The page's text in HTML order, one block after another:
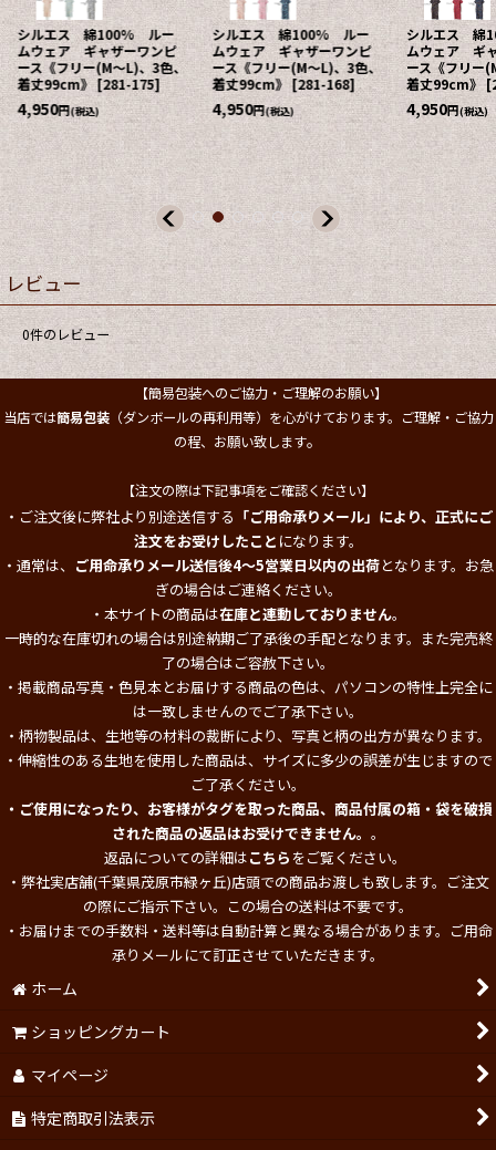
シルエス 綿100% ルー
ムウェア ギャザーワンピ
ース《フリー(M〜L)、3色、
着丈99cm》[281-175]
4,950円(税込)
シルエス 綿100% ルー
ムウェア ギャザーワンピ
ース《フリー(M〜L)、3色、
着丈99cm》 [281-168]
4,950円(税込)
シルエス 綿
ムウェア ギ
ース《フリー
着丈99cm》[
4,950円(税込)
レビュー
0件のレビュー
【簡易包装へのご協力・ご理解のお願い】
当店では簡易包装（ダンボールの再利用等）を心がけております。ご理解・ご協力
の程、お願い致します。
【注文の際は下記事項をご確認ください】
・ご注文後に弊社より別途送信する 「ご用命承りメール」により、正式にご
注文をお受けしたこと になります。
・通常は、 ご用命承りメール送信後4～5営業日以内の出荷となります。お急
ぎの場合はご連絡ください。
・本サイトの商品は在庫と連動しておりません。
一時的な在庫切れの場合は別途納期ご了承後の手配となります。また完売終
了の場合はご容赦下さい。
・掲載商品写真・色見本とお届けする商品の色は、パソコンの特性上完全に
は一致しませんのでご了承下さい。
・柄物製品は、生地等の材料の裁断により、写真と柄の出方が異なります。
・伸縮性のある生地を使用した商品は、サイズに多少の誤差が生じますので
ご了承ください。
・ご使用になったり、お客様がタグを取った商品、商品付属の箱・袋を破損
された商品の返品はお受けできません。 。
返品についての詳細はこちらをご覧ください。
・弊社実店舗(千葉県茂原市緑ヶ丘)店頭での商品お渡しも致します。ご注文
の際にご指示下さい。この場合の送料は不要です。
・お届けまでの手数料・送料等は自動計算と異なる場合があります。ご用命
承りメールにて訂正させていただきます。
ホーム
ショッピングカート
マイページ
特定商取引法表示